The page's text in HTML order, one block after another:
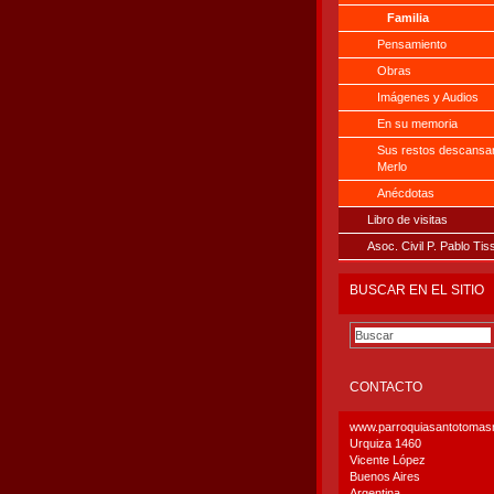
Familia
Pensamiento
Obras
Imágenes y Audios
En su memoria
Sus restos
Merlo
Anécdotas
Libro de visitas
Asoc. Civil P. Pablo
BUSCAR EN EL SITIO
CONTACTO
Urquiza 1460
Vicente López
Buenos Aires